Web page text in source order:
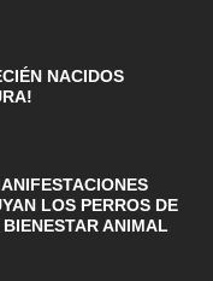
NACIDOS
LOS PERROS DE
ANIMAL